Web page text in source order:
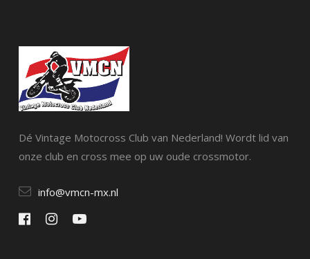
Dé Vintage Motocross Club van Nederland! Wordt lid van
onze club en cross mee op uw oude crossmotor.
info@vmcn-mx.nl